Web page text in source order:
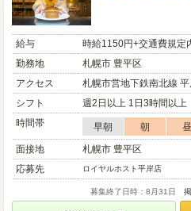
給与
時給1150円+交通費規定
勤務地
札幌市 豊平区
アクセス
札幌市営地下鉄南北線
シフト
週2日以上 1日3時間以上
時間帯
早朝 朝 昼
面接地
札幌市 豊平区
応募先
ロイヤルホスト平岸店
募集終了日時：8月31日